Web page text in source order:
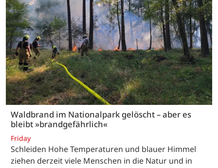
Waldbrand im Nationalpark gelöscht – aber es
bleibt »brandgefährlich«
Friday
Schleiden Hohe Temperaturen und blauer Himmel
ziehen derzeit viele Menschen in die Natur und in